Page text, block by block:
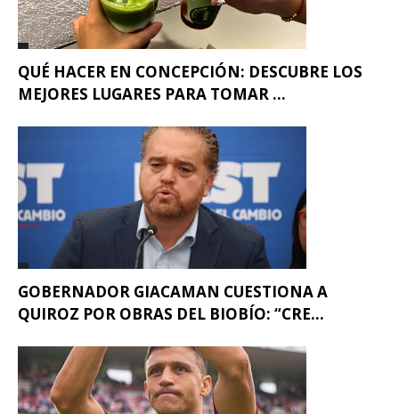
QUÉ HACER EN CONCEPCIÓN: DESCUBRE LOS
MEJORES LUGARES PARA TOMAR ...
GOBERNADOR GIACAMAN CUESTIONA A
QUIROZ POR OBRAS DEL BIOBÍO: “CRE...